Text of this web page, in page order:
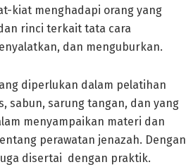
kiat menghadapi orang yang
rinci terkait tata cara
dan menguburkan.
diperlukan dalam pelatihan
sabun, sarung tangan, dan yang
menyampaikan materi dan
perawatan jenazah. Dengan
disertai dengan praktik.